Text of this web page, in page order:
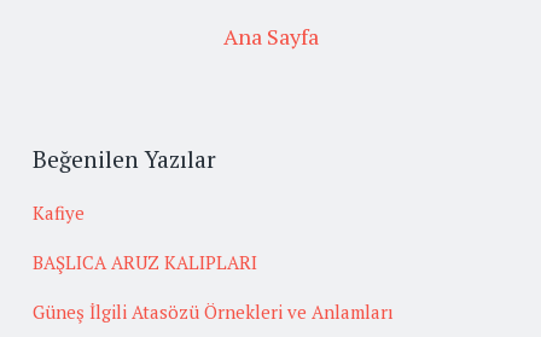
Ana Sayfa
Beğenilen Yazılar
Kafiye
BAŞLICA ARUZ KALIPLARI
Güneş İlgili Atasözü Örnekleri ve Anlamları